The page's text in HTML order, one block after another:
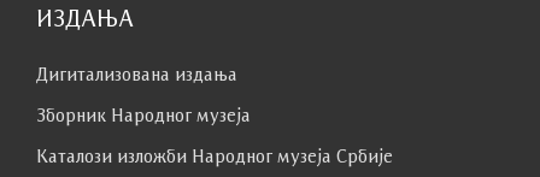
ИЗДАЊА
Дигитализована издања
Зборник Народног музеја
Каталози изложби Народног музеја Србије